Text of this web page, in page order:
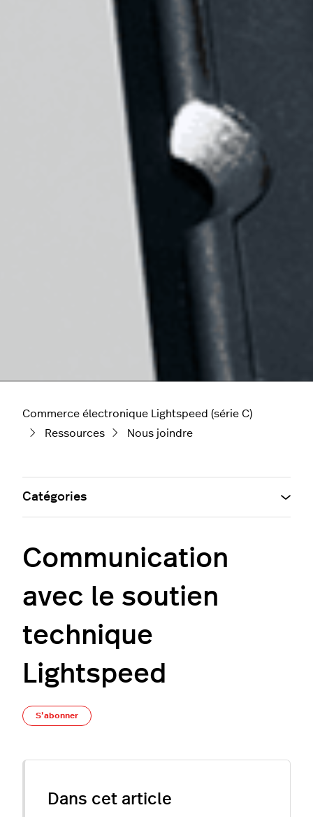
Commerce électronique Lightspeed (série C)
Ressources
Nous joindre
Communication
avec le soutien
technique
Lightspeed
S’abonner
Dans cet article
Catégories